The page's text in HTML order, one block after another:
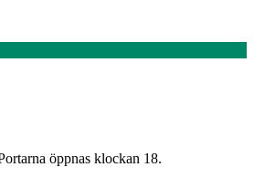
öppnas klockan 18.